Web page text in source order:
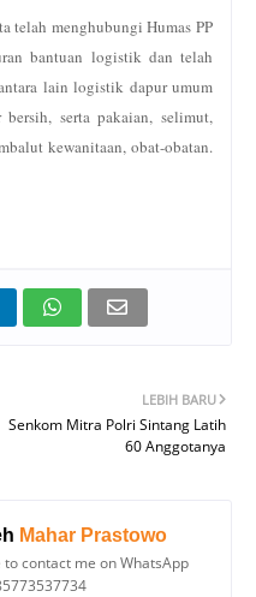
telah menghubungi Humas PP
bantuan logistik dan telah
lain logistik dapur umum
serta pakaian, selimut,
kewanitaan, obat-obatan.
LEBIH BARU
Senkom Mitra Polri Sintang Latih
60 Anggotanya
Mahar Prastowo
to contact me on WhatsApp